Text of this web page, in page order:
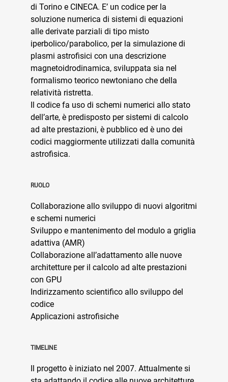
di Torino e CINECA. E’ un codice per la
soluzione numerica di sistemi di equazioni
alle derivate parziali di tipo misto
iperbolico/parabolico, per la simulazione di
plasmi astrofisici con una descrizione
magnetoidrodinamica, sviluppata sia nel
formalismo teorico newtoniano che della
relatività ristretta.
Il codice fa uso di schemi numerici allo stato
dell’arte, è predisposto per sistemi di calcolo
ad alte prestazioni, è pubblico ed è uno dei
codici maggiormente utilizzati dalla comunità
astrofisica.
RUOLO
Collaborazione allo sviluppo di nuovi algoritmi
e schemi numerici
Sviluppo e mantenimento del modulo a griglia
adattiva (AMR)
Collaborazione all’adattamento alle nuove
architetture per il calcolo ad alte prestazioni
con GPU
Indirizzamento scientifico allo sviluppo del
codice
Applicazioni astrofisiche
TIMELINE
Il progetto è iniziato nel 2007. Attualmente si